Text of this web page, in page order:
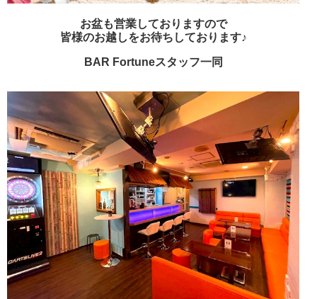
お盆も営業しておりますので
皆様のお越しをお待ちしております♪
BAR Fortuneスタッフ一同
店舗ログイン
新規会員登録
東海 関西
中四国 九州
沖縄 全国TOP